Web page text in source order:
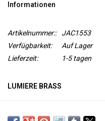
Informationen
Artikelnummer::
JAC1553
Verfügbarkeit:
Auf Lager
Lieferzeit:
1-5 tagen
LUMIERE BRASS
Wasserbasis mitMicapigment